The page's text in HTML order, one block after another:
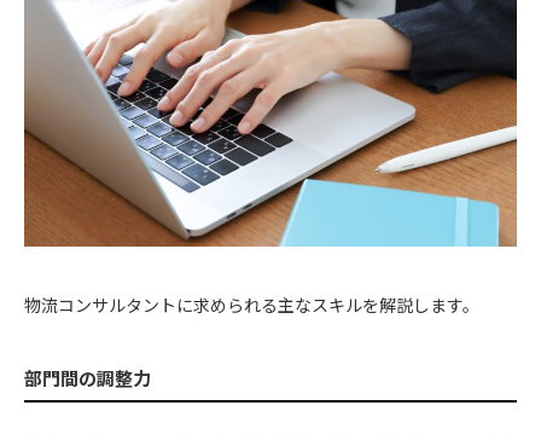
物流コンサルタントに求められる主なスキルを解説します。
部門間の調整力